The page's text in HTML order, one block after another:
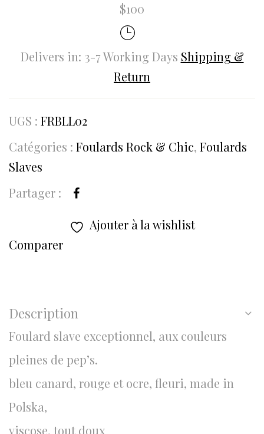
$100
Delivers in: 3-7 Working Days Shipping &
Return
UGS : FRBLL02
Catégories : Foulards Rock & Chic, Foulards
Slaves
Partager :
Ajouter à la wishlist
Comparer
Description
Foulard slave exceptionnel, aux couleurs
pleines de pep’s.
bleu canard, rouge et ocre, fleuri, made in
Polska,
viscose, tout doux